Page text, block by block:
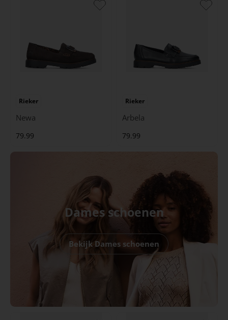
Rieker
Newa
79.99
Rieker
Arbela
79.99
Dames schoenen
Bekijk Dames schoenen